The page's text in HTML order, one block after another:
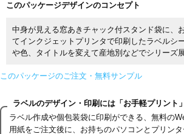
このパッケージデザインのコンセプト
中身が見える窓あきチャック付スタンド袋に、
てインクジェットプリンタで印刷したラベルシ
や色、タイトルを変えて産地別などでシリーズ
このパッケージのご注文・無料サンプル
ラベルのデザイン・印刷には「お手軽プリント
ラベル作成や個包装袋に印刷ができる、無料の
用紙をご注文後に、お持ちのパソコンとプリン